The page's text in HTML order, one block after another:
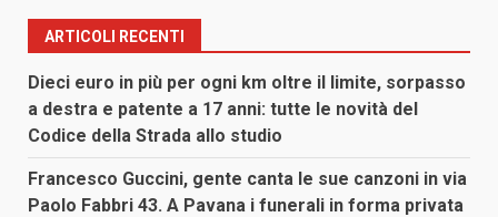
ARTICOLI RECENTI
Dieci euro in più per ogni km oltre il limite, sorpasso
a destra e patente a 17 anni: tutte le novità del
Codice della Strada allo studio
Francesco Guccini, gente canta le sue canzoni in via
Paolo Fabbri 43. A Pavana i funerali in forma privata